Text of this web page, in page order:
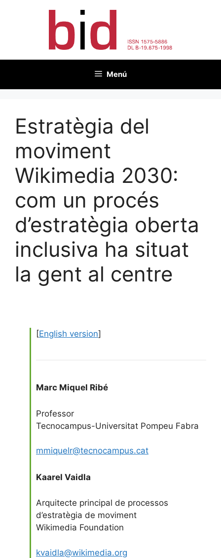
Menú
Estratègia del
moviment
Wikimedia 2030:
com un procés
d’estratègia oberta
inclusiva ha situat
la gent al centre
[English version]
Marc Miquel Ribé
Professor
Tecnocampus-Universitat Pompeu Fabra
mmiquelr@tecnocampus.cat
Kaarel Vaidla
Arquitecte principal de processos
d’estratègia de moviment
Wikimedia Foundation
kvaidla@wikimedia.org